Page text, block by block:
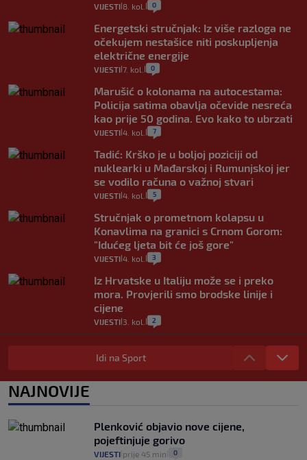
VIJESTI 8. kol. 0
Energetski stručnjak: Iz više razloga ne
očekujem nestašice niti poskupljenja
električne energije
VIJESTI 7. kol. 0
Marušić o kolonama na autocestama:
Policija satima obavlja očevide nesreća
kao prije 50 godina. Evo kako to ubrzati
VIJESTI 4. kol. 7
Tadić: Krško je u boljoj poziciji od
nuklearki u Mađarskoj i Rumunjskoj jer
se vodilo računa o važnoj stvari
VIJESTI 4. kol. 5
Stručnjak o prometnom kolapsu u
Konavlima na granici s Crnom Gorom:
"Idućeg ljeta bit će još gore"
VIJESTI 4. kol. 3
Iz Hrvatske u Italiju može se i preko
mora. Provjerili smo brodske linije i
cijene
VIJESTI 3. kol. 2
Uzgajivač objasnio zašto kilogram
rajčica košta deset eura: "Nećete ih
vidjeti na akcijama u trgovinama"
8
Evo aktualnih cijena i nekoliko savjeta
da prođe što lakše i jeftinije
VIJESTI 2. kol. 0
Idi na Sport
NAJNOVIJE
Plenković objavio nove cijene,
pojeftinjuje gorivo
VIJESTI prije 45 min 0